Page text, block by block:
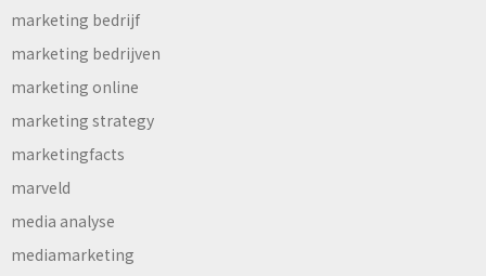
marketing bedrijf
marketing bedrijven
marketing online
marketing strategy
marketingfacts
marveld
media analyse
mediamarketing